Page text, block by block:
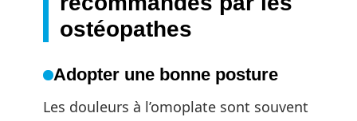
ostéopathes
Adopter une bonne posture
Les douleurs à l’omoplate sont souvent